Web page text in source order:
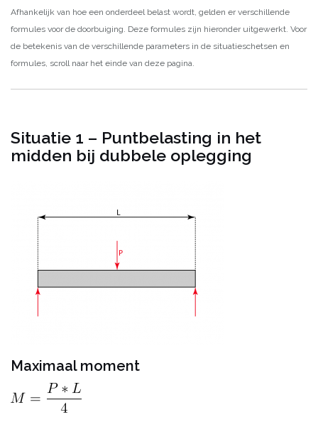
Afhankelijk van hoe een onderdeel belast wordt, gelden er verschillende
formules voor de doorbuiging. Deze formules zijn hieronder uitgewerkt. Voor
de betekenis van de verschillende parameters in de situatieschetsen en
formules, scroll naar het einde van deze pagina.
Situatie 1 – Puntbelasting in het
midden bij dubbele oplegging
Maximaal moment